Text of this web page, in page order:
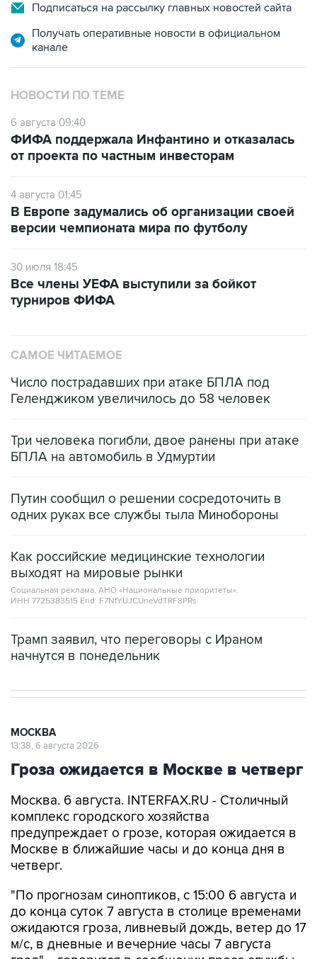
Подписаться на рассылку главных новостей сайта
Получать оперативные новости в официальном
канале
НОВОСТИ ПО ТЕМЕ
6 августа 09:40
ФИФА поддержала Инфантино и отказалась
от проекта по частным инвесторам
4 августа 01:45
В Европе задумались об организации своей
версии чемпионата мира по футболу
30 июля 18:45
Все члены УЕФА выступили за бойкот
турниров ФИФА
САМОЕ ЧИТАЕМОЕ
Число пострадавших при атаке БПЛА под
Геленджиком увеличилось до 58 человек
Три человека погибли, двое ранены при атаке
БПЛА на автомобиль в Удмуртии
Путин сообщил о решении сосредоточить в
одних руках все службы тыла Минобороны
Как российские медицинские технологии
выходят на мировые рынки
Социальная реклама, АНО «Национальные приоритеты».
ИНН 7725383515 Erid: F7NfYUJCUneVdTRF8PRs
Трамп заявил, что переговоры с Ираном
начнутся в понедельник
МОСКВА
13:38, 6 августа 2026
Гроза ожидается в Москве в четверг
Москва. 6 августа. INTERFAX.RU - Столичный
комплекс городского хозяйства
предупреждает о грозе, которая ожидается в
Москве в ближайшие часы и до конца дня в
четверг.
"По прогнозам синоптиков, с 15:00 6 августа и
до конца суток 7 августа в столице временами
ожидаются гроза, ливневый дождь, ветер до 17
м/с, в дневные и вечерние часы 7 августа